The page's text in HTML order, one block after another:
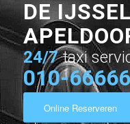
DE
24/7 taxi
010-
Online Reserveren